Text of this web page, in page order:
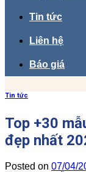
Tin tức
Liên hệ
Báo giá
Tin tức
Top +30
đẹp nhất
Posted on 07/04/